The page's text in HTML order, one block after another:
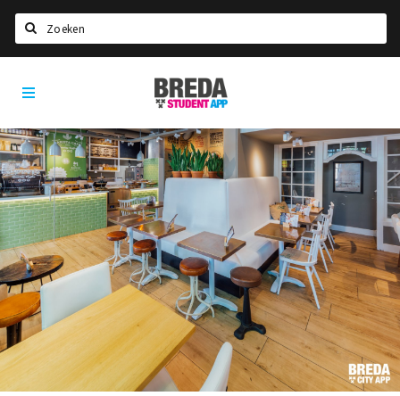
HOME
STUDEREN
Voel je thuis in Breda | GoodMood
Welkom in Breda
Studentenverenigingen
Studentenraad
Studentenroutes
New in town? Check FAQ!
WONEN
Breda
Student